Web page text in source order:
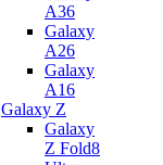
A36
Galaxy
A26
Galaxy
A16
Galaxy Z
Galaxy
Z Fold8